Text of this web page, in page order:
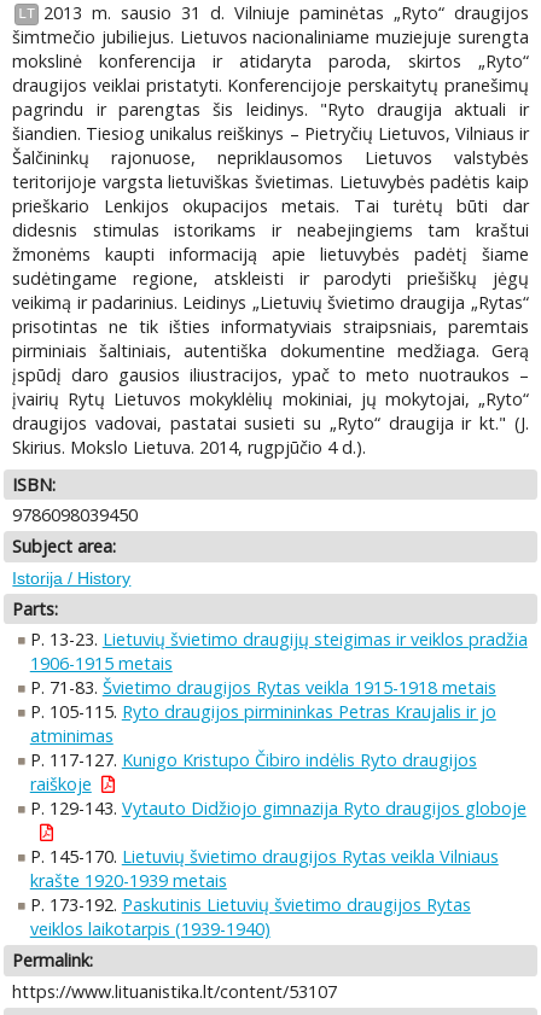
LT
2013 m. sausio 31 d. Vilniuje paminėtas „Ryto“ draugijos
šimtmečio jubiliejus. Lietuvos nacionaliniame muziejuje surengta
mokslinė konferencija ir atidaryta paroda, skirtos „Ryto“
draugijos veiklai pristatyti. Konferencijoje perskaitytų pranešimų
pagrindu ir parengtas šis leidinys. "Ryto draugija aktuali ir
šiandien. Tiesiog unikalus reiškinys – Pietryčių Lietuvos, Vilniaus ir
Šalčininkų rajonuose, nepriklausomos Lietuvos valstybės
teritorijoje vargsta lietuviškas švietimas. Lietuvybės padėtis kaip
prieškario Lenkijos okupacijos metais. Tai turėtų būti dar
didesnis stimulas istorikams ir neabejingiems tam kraštui
žmonėms kaupti informaciją apie lietuvybės padėtį šiame
sudėtingame regione, atskleisti ir parodyti priešiškų jėgų
veikimą ir padarinius. Leidinys „Lietuvių švietimo draugija „Rytas“
prisotintas ne tik išties informatyviais straipsniais, paremtais
pirminiais šaltiniais, autentiška dokumentine medžiaga. Gerą
įspūdį daro gausios iliustracijos, ypač to meto nuotraukos –
įvairių Rytų Lietuvos mokyklėlių mokiniai, jų mokytojai, „Ryto“
draugijos vadovai, pastatai susieti su „Ryto“ draugija ir kt." (J.
Skirius. Mokslo Lietuva. 2014, rugpjūčio 4 d.).
ISBN:
9786098039450
Subject area:
Istorija / History
Parts:
P. 13-23. Lietuvių švietimo draugijų steigimas ir veiklos pradžia
1906-1915 metais
P. 71-83. Švietimo draugijos Rytas veikla 1915-1918 metais
P. 105-115. Ryto draugijos pirmininkas Petras Kraujalis ir jo
atminimas
P. 117-127. Kunigo Kristupo Čibiro indėlis Ryto draugijos
raiškoje
P. 129-143. Vytauto Didžiojo gimnazija Ryto draugijos globoje
P. 145-170. Lietuvių švietimo draugijos Rytas veikla Vilniaus
krašte 1920-1939 metais
P. 173-192. Paskutinis Lietuvių švietimo draugijos Rytas
veiklos laikotarpis (1939-1940)
Permalink:
https://www.lituanistika.lt/content/53107